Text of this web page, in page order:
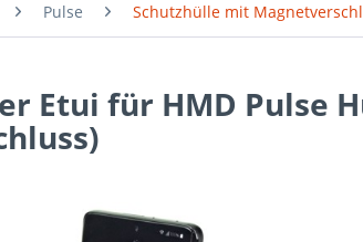
Pulse Schutzhülle mit
Etui für HMD Pulse